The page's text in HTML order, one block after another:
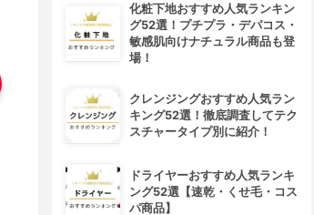
化粧下地おすすめ人気ランキン
グ52選！プチプラ・デパコス・
敏感肌向けナチュラル商品も登
場！
クレンジングおすすめ人気ラン
キング52選！徹底調査してテク
スチャータイプ別に紹介！
ドライヤーおすすめ人気ランキ
ング52選【速乾・くせ毛・コス
パ商品】